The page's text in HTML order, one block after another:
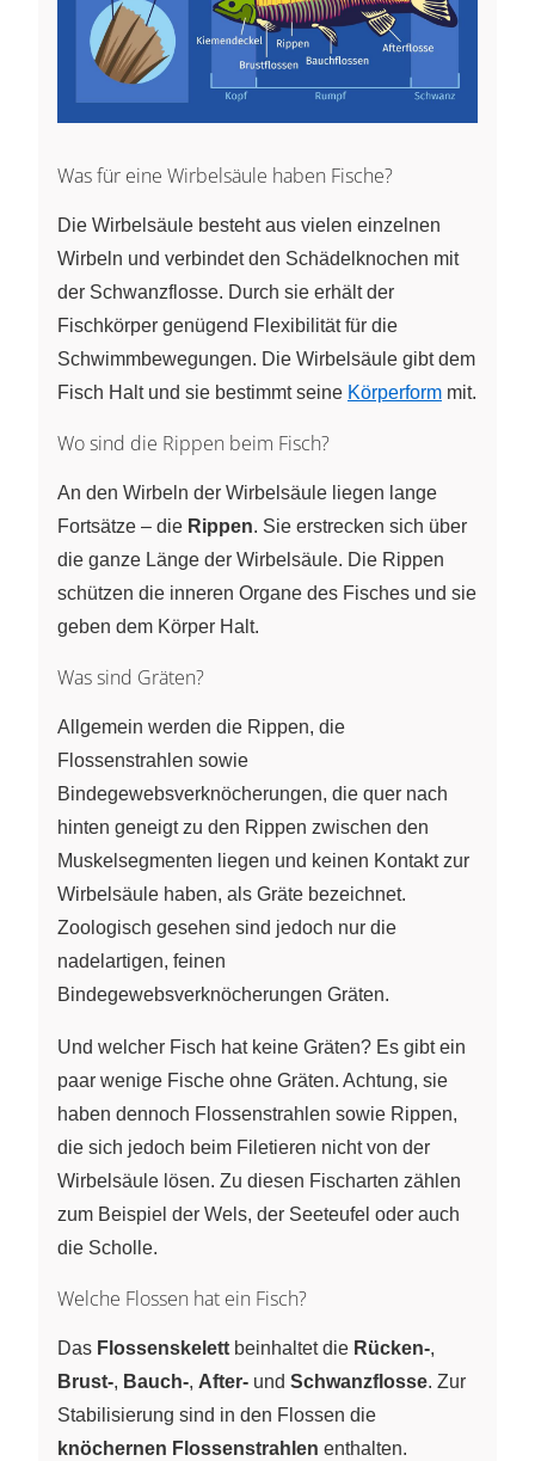
Was für eine Wirbelsäule haben Fische?
Die Wirbelsäule besteht aus vielen einzelnen
Wirbeln und verbindet den Schädelknochen mit
der Schwanzflosse. Durch sie erhält der
Fischkörper genügend Flexibilität für die
Schwimmbewegungen. Die Wirbelsäule gibt dem
Fisch Halt und sie bestimmt seine Körperform mit.
Wo sind die Rippen beim Fisch?
An den Wirbeln der Wirbelsäule liegen lange
Fortsätze – die Rippen. Sie erstrecken sich über
die ganze Länge der Wirbelsäule. Die Rippen
schützen die inneren Organe des Fisches und sie
geben dem Körper Halt.
Was sind Gräten?
Allgemein werden die Rippen, die
Flossenstrahlen sowie
Bindegewebsverknöcherungen, die quer nach
hinten geneigt zu den Rippen zwischen den
Muskelsegmenten liegen und keinen Kontakt zur
Wirbelsäule haben, als Gräte bezeichnet.
Zoologisch gesehen sind jedoch nur die
nadelartigen, feinen
Bindegewebsverknöcherungen Gräten.
Und welcher Fisch hat keine Gräten? Es gibt ein
paar wenige Fische ohne Gräten. Achtung, sie
haben dennoch Flossenstrahlen sowie Rippen,
die sich jedoch beim Filetieren nicht von der
Wirbelsäule lösen. Zu diesen Fischarten zählen
zum Beispiel der Wels, der Seeteufel oder auch
die Scholle.
Welche Flossen hat ein Fisch?
Das Flossenskelett beinhaltet die Rücken-,
Brust-, Bauch-, After- und Schwanzflosse. Zur
Stabilisierung sind in den Flossen die
knöchernen Flossenstrahlen enthalten.